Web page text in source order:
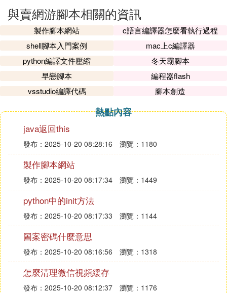
與賣網游腳本相關的資訊
製作腳本網站
c語言編譯器怎麼看執行過程
shell腳本入門案例
mac上c編譯器
python編譯文件壓縮
冬天霸腳本
早戀腳本
編程器flash
vsstudio編譯代碼
腳本創造
熱點內容
java返回this
發布：2025-10-20 08:28:16 瀏覽：1180
製作腳本網站
發布：2025-10-20 08:17:34 瀏覽：1449
python中的init方法
發布：2025-10-20 08:17:33 瀏覽：1144
圖案密碼什麼意思
發布：2025-10-20 08:16:56 瀏覽：1318
怎麼清理微信視頻緩存
發布：2025-10-20 08:12:37 瀏覽：1176